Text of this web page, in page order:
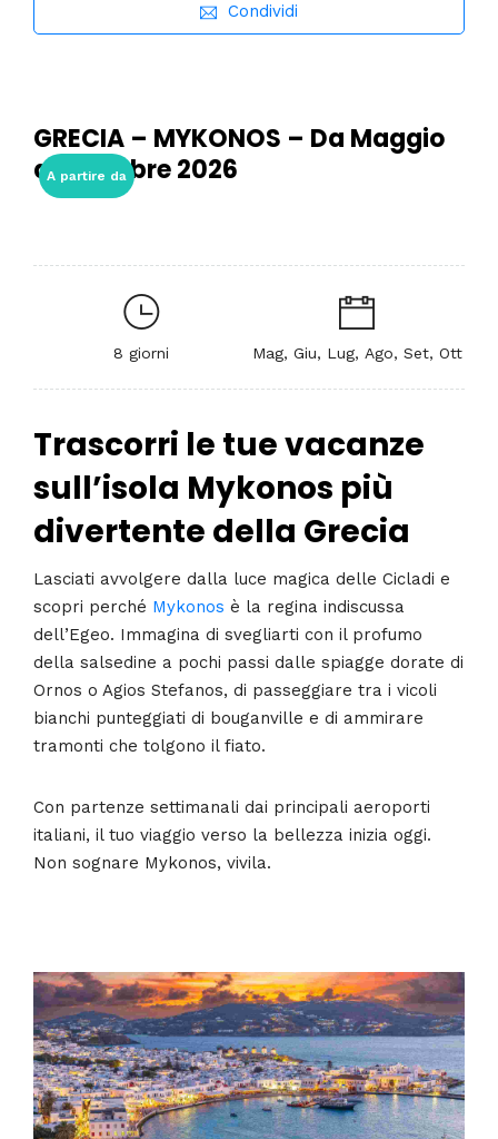
Condividi
GRECIA – MYKONOS – Da Maggio
ad Ottobre 2026
A partire da
8 giorni Mag, Giu, Lug, Ago, Set, Ott
Trascorri le tue vacanze
sull’isola Mykonos più
divertente della Grecia
Lasciati avvolgere dalla luce magica delle Cicladi e
scopri perché Mykonos è la regina indiscussa
dell’Egeo. Immagina di svegliarti con il profumo
della salsedine a pochi passi dalle spiagge dorate di
Ornos o Agios Stefanos, di passeggiare tra i vicoli
bianchi punteggiati di bouganville e di ammirare
tramonti che tolgono il fiato.
Con partenze settimanali dai principali aeroporti
italiani, il tuo viaggio verso la bellezza inizia oggi.
Non sognare Mykonos, vivila.